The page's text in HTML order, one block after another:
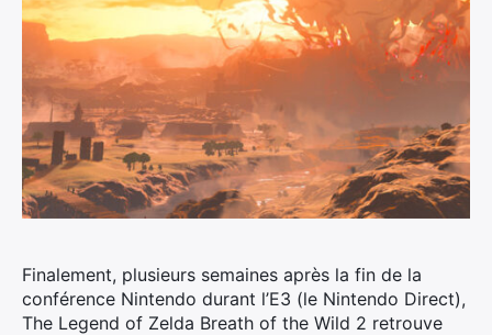
Finalement, plusieurs semaines après la fin de la
conférence Nintendo durant l’E3 (le Nintendo Direct),
The Legend of Zelda Breath of the Wild 2 retrouve